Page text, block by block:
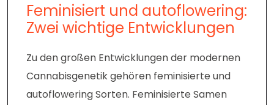
Feminisiert und autoflowering:
Zwei wichtige Entwicklungen
Zu den großen Entwicklungen der modernen
Cannabisgenetik gehören feminisierte und
autoflowering Sorten. Feminisierte Samen